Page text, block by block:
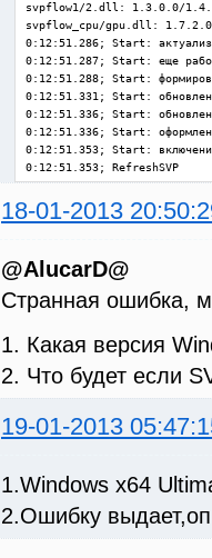
svpflow1/2.dll: 1.3.0.0/
svpflow_cpu/gpu.dll:
0:12:51.286; Start:
0:12:51.287; Start: еще
0:12:51.288; Start:
0:12:51.331; Start:
0:12:51.336; Start:
0:12:51.336; Start:
0:12:51.353; Start:
0:12:51.353; RefreshSVP
0:12:51.355; =====
0:12:51.355; Start:
0:12:51.855; =====
0:12:51.981; T1T: начало
0:12:51.983; T1T:
0:12:51.984; T1T:
0:12:51.991; T1T:
0:12:52.366; =====
25 * (12 : 5) = 60 fps
0:12:52.366;
0:12:52.732; Error: Повысить
. Длительность: 18604 мсек
0:13:11.336; Error:
Import: couldn't open
18-01-2013
@AlucarD@
Странная ошибка,
1. Какая версия
2. Что будет если
19-01-2013
1.Windows x64
2.Ошибку